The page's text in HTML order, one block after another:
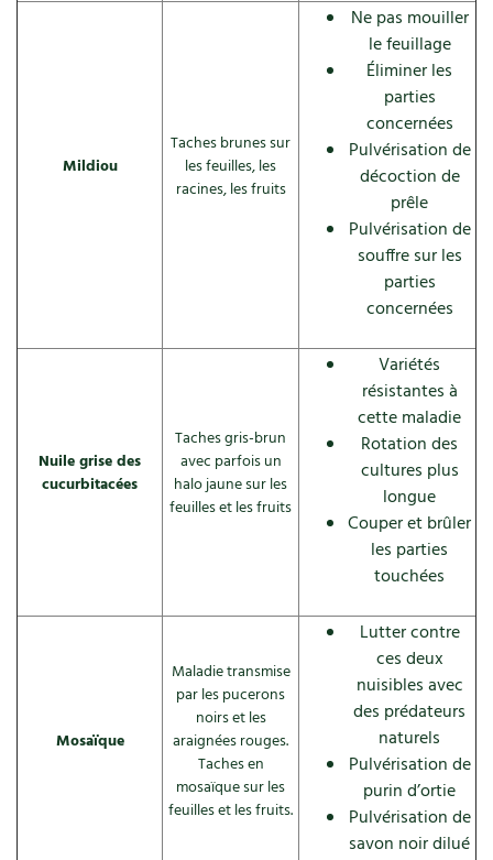
Mildiou
Taches brunes sur
les feuilles, les
racines, les fruits
Ne pas mouiller
le feuillage
Éliminer les
parties
concernées
Pulvérisation de
décoction de
prêle
Pulvérisation de
souffre sur les
parties
concernées
Nuile grise des
cucurbitacées
Taches gris-brun
avec parfois un
halo jaune sur les
feuilles et les fruits
Variétés
résistantes à
cette maladie
Rotation des
cultures plus
longue
Couper et brûler
les parties
touchées
Mosaïque
Maladie transmise
par les pucerons
noirs et les
araignées rouges.
Taches en
mosaïque sur les
feuilles et les fruits.
Lutter contre
ces deux
nuisibles avec
des prédateurs
naturels
Pulvérisation de
purin d’ortie
Pulvérisation de
savon noir dilué